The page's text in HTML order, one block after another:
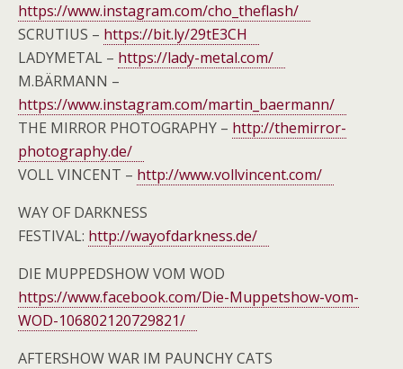
https://www.instagram.com/cho_theflash/
SCRUTIUS – https://bit.ly/29tE3CH
LADYMETAL – https://lady-metal.com/
M.BÄRMANN –
https://www.instagram.com/martin_baermann/
THE MIRROR PHOTOGRAPHY – http://themirror-
photography.de/
VOLL VINCENT – http://www.vollvincent.com/
WAY OF DARKNESS
FESTIVAL: http://wayofdarkness.de/
DIE MUPPEDSHOW VOM WOD
https://www.facebook.com/Die-Muppetshow-vom-
WOD-106802120729821/
AFTERSHOW WAR IM PAUNCHY CATS